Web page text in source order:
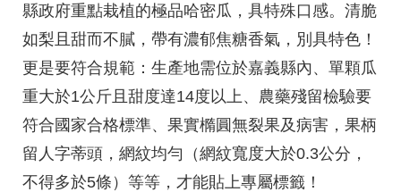
縣政府重點栽植的極品哈密瓜，具特殊口感。清脆
如梨且甜而不膩，帶有濃郁焦糖香氣，別具特色！
更是要符合規範：生產地需位於嘉義縣內、單顆瓜
重大於1公斤且甜度達14度以上、農藥殘留檢驗要
符合國家合格標準、果實橢圓無裂果及病害，果柄
留人字蒂頭，網紋均勻（網紋寬度大於0.3公分，
不得多於5條）等等，才能貼上專屬標籤！